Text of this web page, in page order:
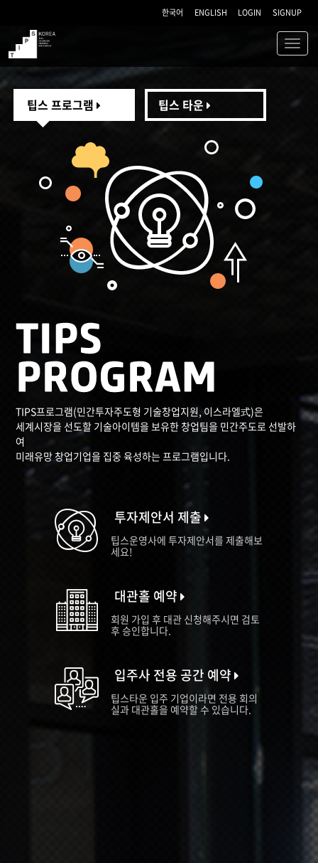
한국어 ENGLISH LOGIN SIGNUP
TIPS
팁스 프로그램 팁스 타운
TIPS프로그램(민간투자주도형 기술창업지원, 이스라엘式)은
세계시장을 선도할 기술아이템을 보유한 창업팀을 민간주도로 선발하
여
미래유망 창업기업을 집중 육성하는 프로그램입니다.
투자제안서 제출
팁스운영사에 투자제안서를 제출해보
세요!
대관홀 예약
회원 가입 후 대관 신청해주시면 검토
후 승인합니다.
입주사 전용 공간 예약
팁스타운 입주 기업이라면 전용 회의
실과 대관홀을 예약할 수 있습니다.